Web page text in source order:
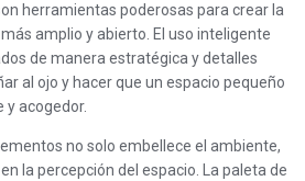
herramientas poderosas para crear la
amplio y abierto. El uso inteligente
de manera estratégica y detalles
al ojo y hacer que un espacio pequeño
y acogedor.
no solo embellece el ambiente,
la percepción del espacio. La paleta de